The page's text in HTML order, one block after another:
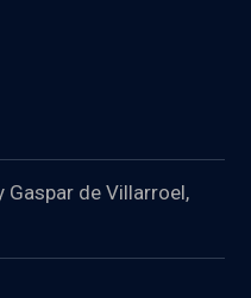
Gaspar de Villarroel,